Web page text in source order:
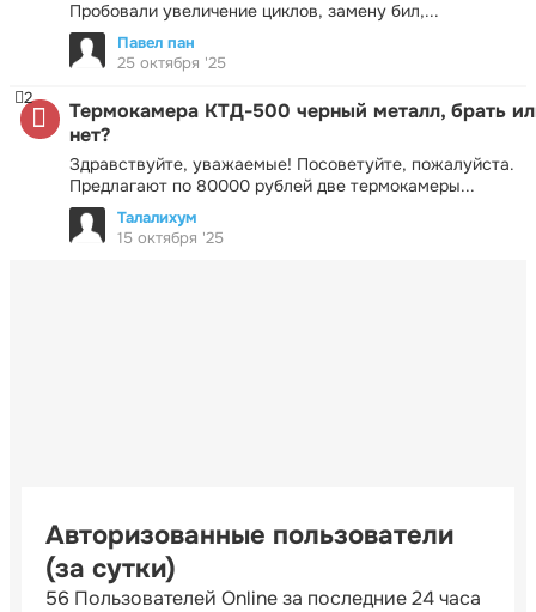
Пробовали увеличение циклов, замену бил,...
Павел пан
25 октября '25
Термокамера КТД-500 черный металл, брать
нет?
Здравствуйте, уважаемые! Посоветуйте, пожалуйста.
Предлагают по 80000 рублей две термокамеры...
2
Талалихум
15 октября '25
Авторизованные пользователи
(за сутки)
56 Пользователей Online за последние 24 часа